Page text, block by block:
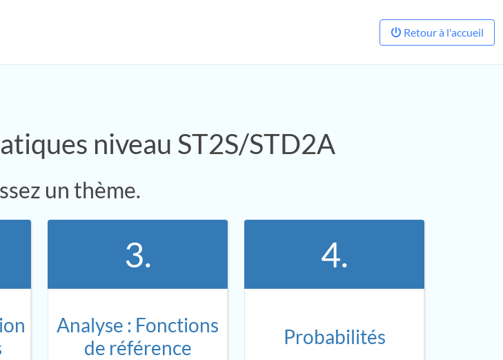
Retour à l'accueil
niveau ST2S/STD2A
un thème.
3.
Analyse : Fonctions
de référence
4.
Probabilités